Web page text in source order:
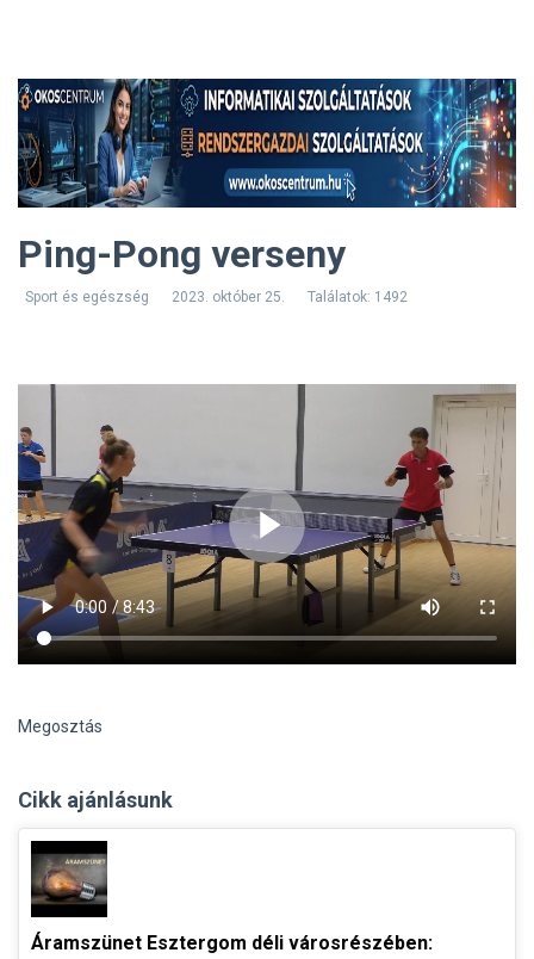
Ping-Pong verseny
Sport és egészség 2023. október 25. Találatok: 1492
Megosztás
Cikk ajánlásunk
Áramszünet Esztergom déli városrészében: